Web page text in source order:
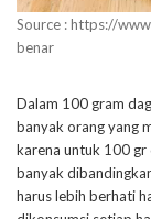
Source : https://
benar
Dalam 100 gram
banyak orang yang
karena untuk 100 gr
banyak
harus lebih berhati